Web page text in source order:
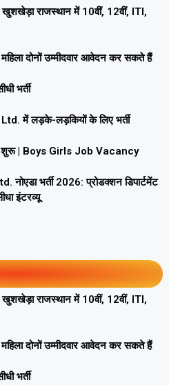
राजस्थान में 10वीं, 12वीं, ITI,
महिला दोनों उम्मीदवार आवेदन कर सकते हैं
भर्ती
में लड़के-लड़कियों के लिए भर्ती
शुरू | Boys Girls Job Vacancy
भर्ती 2026: प्रोडक्शन डिपार्टमेंट
इंटरव्यू
राजस्थान में 10वीं, 12वीं, ITI,
महिला दोनों उम्मीदवार आवेदन कर सकते हैं
भर्ती